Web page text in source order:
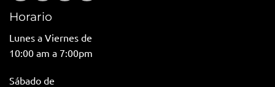
Horario
Lunes a Viernes de
10:00 am a 7:00pm
Sábado de